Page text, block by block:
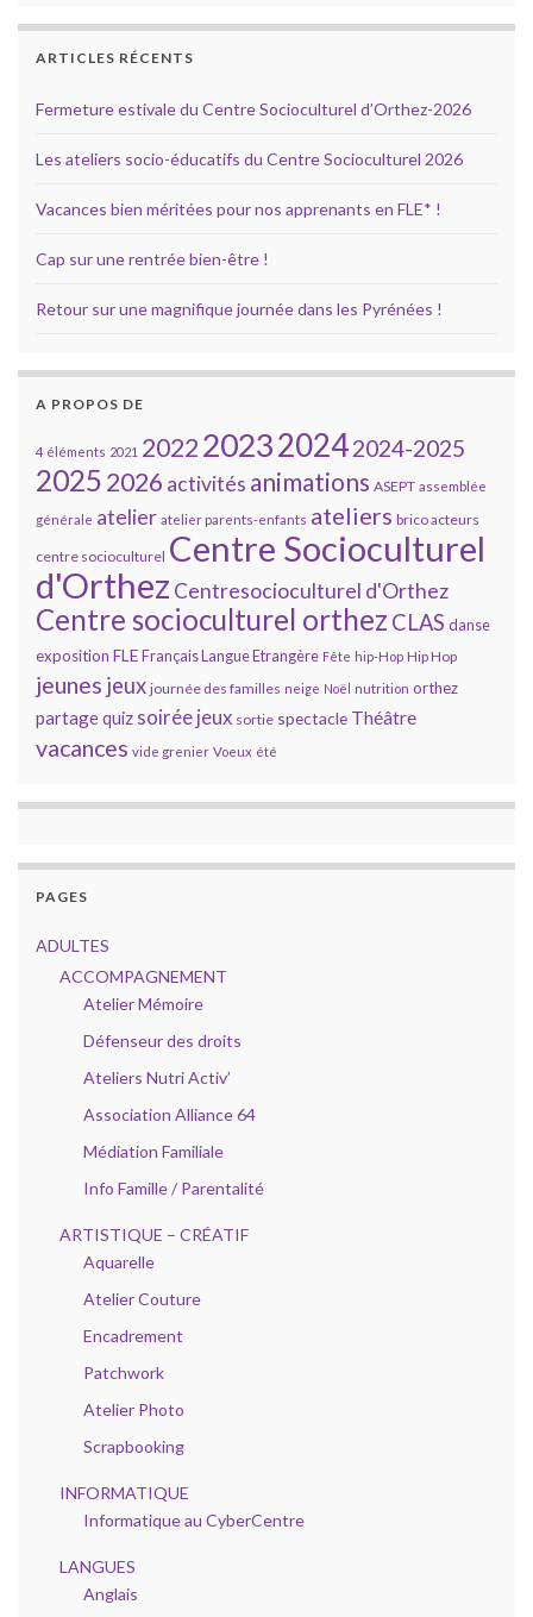
ARTICLES RÉCENTS
Fermeture estivale du Centre Socioculturel d’Orthez-2026
Les ateliers socio-éducatifs du Centre Socioculturel 2026
Vacances bien méritées pour nos apprenants en FLE* !
Cap sur une rentrée bien-être !
Retour sur une magnifique journée dans les Pyrénées !
A PROPOS DE
4 éléments 2021 2022202320242024-2025
20252026 activités animations ASEPT assemblée
générale atelier atelier parents-enfants ateliers brico acteurs
centre socioculturel Centre Socioculturel
d'Orthez Centresocioculturel d'Orthez
Centre socioculturel orthez CLAS danse
exposition FLE Français Langue Etrangère Fête hip-Hop Hip Hop
jeunes jeux journée des familles neige Noël nutrition orthez
partagequiz soirée jeux sortie spectacle Théâtre
vacances vide grenier Voeux été
PAGES
ADULTES
ACCOMPAGNEMENT
Atelier Mémoire
Défenseur des droits
Ateliers Nutri Activ’
Association Alliance 64
Médiation Familiale
Info Famille / Parentalité
ARTISTIQUE – CRÉATIF
Aquarelle
Atelier Couture
Encadrement
Patchwork
Atelier Photo
Scrapbooking
INFORMATIQUE
Informatique au CyberCentre
LANGUES
Anglais